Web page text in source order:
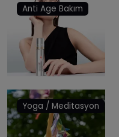
Anti Age Bakım
Yoga / Meditasyon